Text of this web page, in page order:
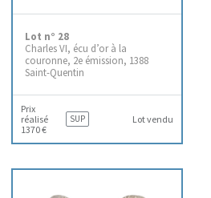
Lot n° 28
Charles VI, écu d’or à la
couronne, 2e émission, 1388
Saint-Quentin
Prix
réalisé
1370 €
SUP Lot vendu